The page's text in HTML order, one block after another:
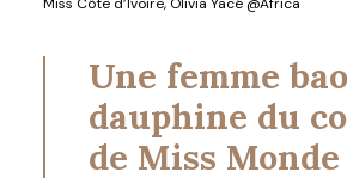
Une femme
dauphine du
de Miss Monde